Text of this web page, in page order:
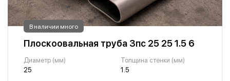
В наличии много
Плоскоовальная труба 3пс 25 25 1.5 6
Диаметр (мм)
25
Толщина стенки (мм)
1.5